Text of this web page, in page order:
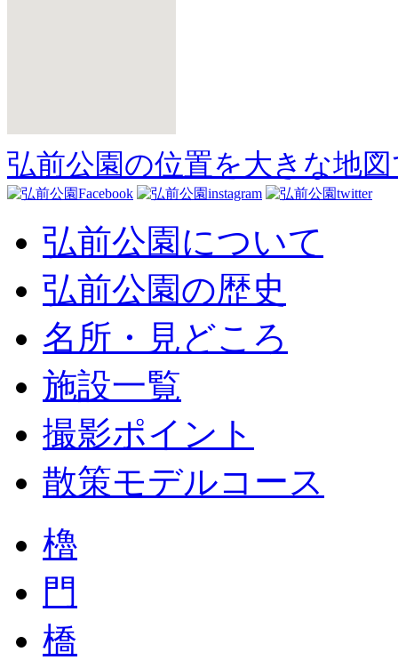
弘前公園の位置を大きな地
弘前公園について
弘前公園の歴史
名所・見どころ
施設一覧
撮影ポイント
散策モデルコース
櫓
門
橋